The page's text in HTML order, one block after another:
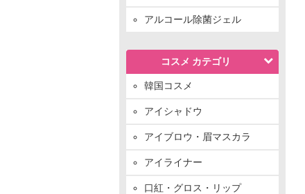
アルコール除菌ジェル
コスメ カテゴリ
韓国コスメ
アイシャドウ
アイブロウ・眉マスカラ
アイライナー
口紅・グロス・リップ